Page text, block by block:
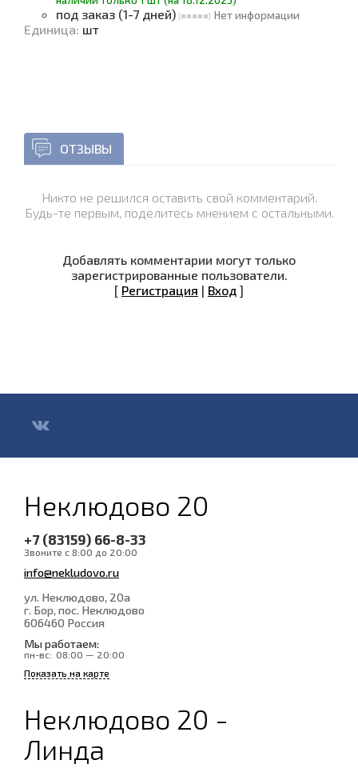
под заказ (1-7 дней) Нет информации
Единица: шт
ОТЗЫВЫ
Никто не решился оставить свой комментарий.
Будь-те первым, поделитесь мнением с остальными.
Добавлять комментарии могут только
зарегистрированные пользователи.
[ Регистрация | Вход ]
Неклюдово 20
+7 (83159) 66-8-33
Звоните с 8:00 до 20:00
info@nekludovo.ru
ул. Неклюдово, 20а
г. Бор, пос. Неклюдово
606460 Россия
Мы работаем:
пн-вс: 08:00 — 20:00
Показать на карте
Неклюдово 20 -
Линда